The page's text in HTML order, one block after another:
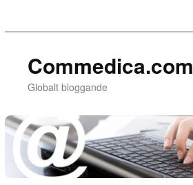
Commedica.com
Globalt bloggande